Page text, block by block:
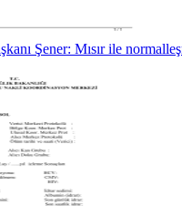
Şener: Mısır ile